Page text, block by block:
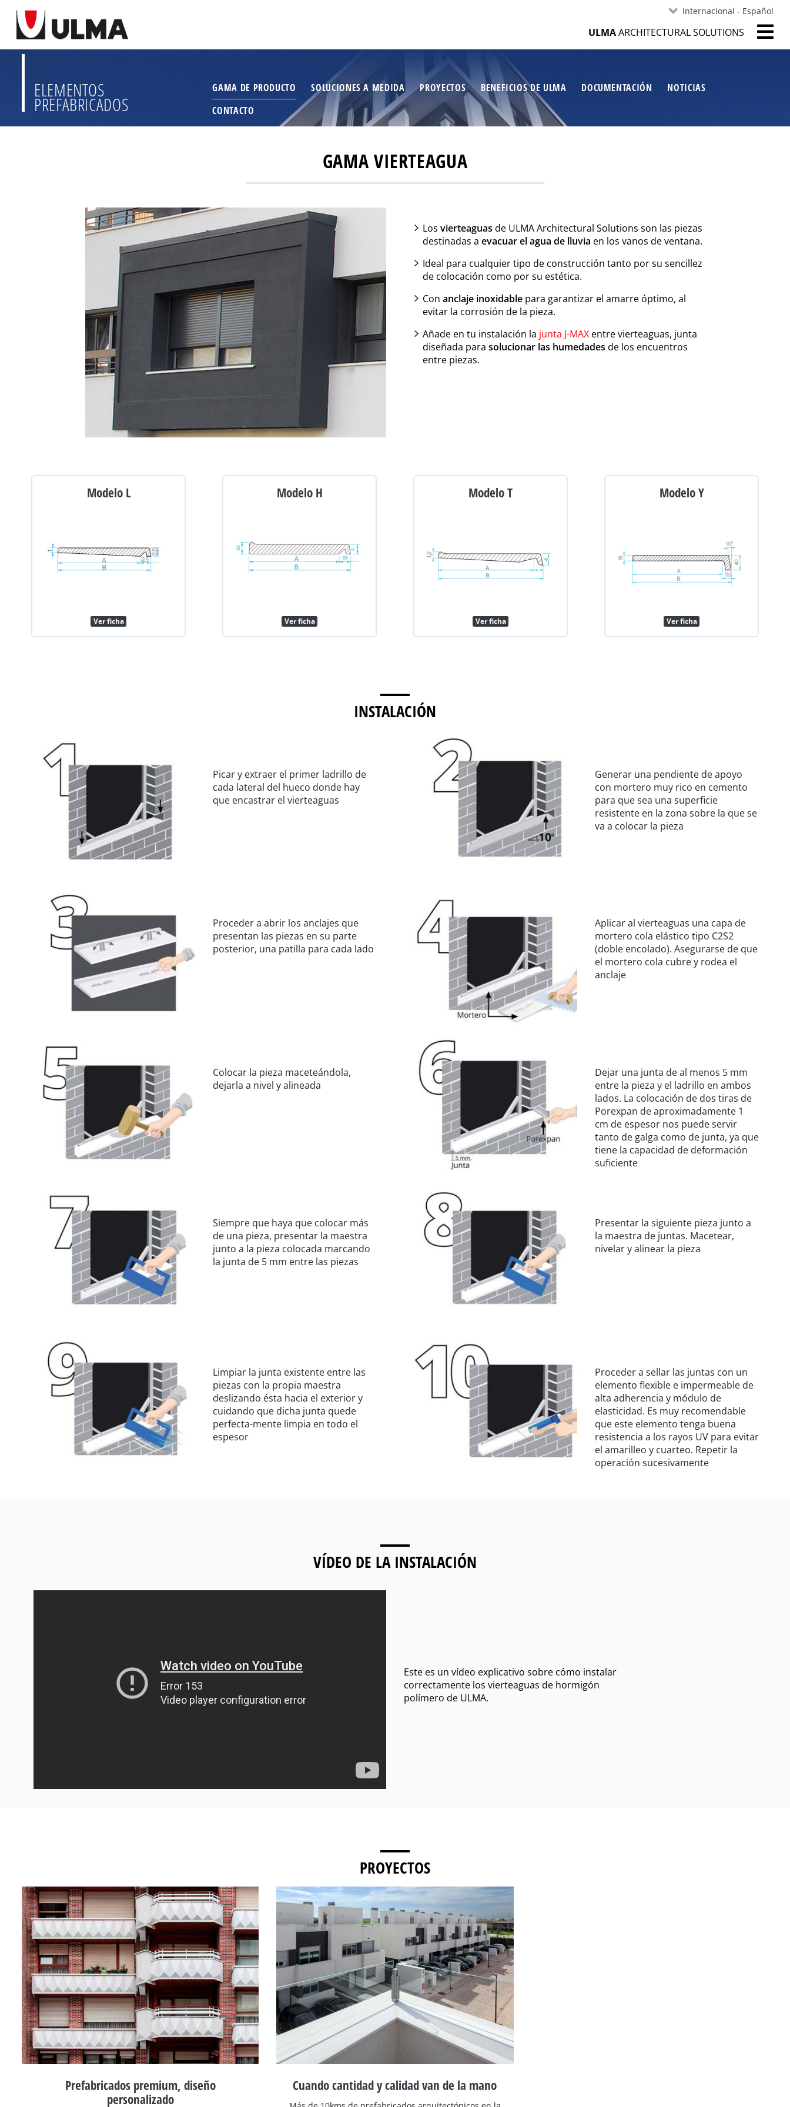
Internacional - Español
ULMAARCHITECTURAL SOLUTIONS
ELEMENTOS
PREFABRICADOS
GAMA DE PRODUCTO SOLUCIONES A MEDIDA PROYECTOS BENEFICIOS DE ULMA DOCUMENTACIÓN
NOTICIAS
CONTACTO
GAMA VIERTEAGUA
Los vierteaguas de ULMA Architectural Solutions son las piezas
destinadas a evacuar el agua de lluvia en los vanos de ventana.
Ideal para cualquier tipo de construcción tanto por su sencillez
de colocación como por su estética.
Con anclaje inoxidablepara garantizar el amarre óptimo, al
evitar la corrosión de la pieza.
Añade en tu instalación la junta J-MAXentre vierteaguas, junta
diseñada para solucionar las humedades de los encuentros
entre piezas.
Modelo L
Ver ficha
Modelo H
Ver ficha
Modelo T
Ver ficha
Modelo Y
Ver ficha
INSTALACIÓN
Picar y extraer el primer ladrillo de
cada lateral del hueco donde hay
que encastrar el vierteaguas
Generar una pendiente de apoyo
con mortero muy rico en cemento
para que sea una superficie
resistente en la zona sobre la que se
va a colocar la pieza
Proceder a abrir los anclajes que
presentan las piezas en su parte
posterior, una patilla para cada lado
Aplicar al vierteaguas una capa de
mortero cola elástico tipo C2S2
(doble encolado). Asegurarse de que
el mortero cola cubre y rodea el
anclaje
Colocar la pieza maceteándola,
dejarla a nivel y alineada
Dejar una junta de al menos 5 mm
entre la pieza y el ladrillo en ambos
lados. La colocación de dos tiras de
Porexpan de aproximadamente 1
cm de espesor nos puede servir
tanto de galga como de junta, ya que
tiene la capacidad de deformación
suficiente
Siempre que haya que colocar más
de una pieza, presentar la maestra
junto a la pieza colocada marcando
la junta de 5 mm entre las piezas
Presentar la siguiente pieza junto a
la maestra de juntas. Macetear,
nivelar y alinear la pieza
Limpiar la junta existente entre las
piezas con la propia maestra
deslizando ésta hacia el exterior y
cuidando que dicha junta quede
perfecta-mente limpia en todo el
espesor
Proceder a sellar las juntas con un
elemento flexible e impermeable de
alta adherencia y módulo de
elasticidad. Es muy recomendable
que este elemento tenga buena
resistencia a los rayos UV para evitar
el amarilleo y cuarteo. Repetir la
operación sucesivamente
VÍDEO DE LA INSTALACIÓN
Este es un vídeo explicativo sobre cómo instalar
correctamente los vierteaguas de hormigón
polímero de ULMA.
PROYECTOS
Prefabricados premium, diseño
personalizado
Cuando cantidad y calidad van de la mano